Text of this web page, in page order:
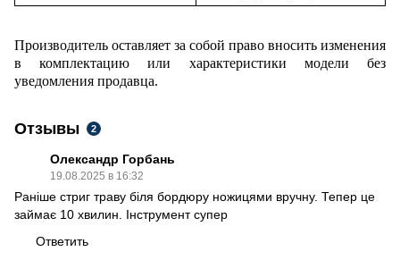
Производитель оставляет за собой право вносить изменения
в комплектацию или характеристики модели без
уведомления продавца.
Отзывы 2
Олександр Горбань
19.08.2025 в 16:32
Раніше стриг траву біля бордюру ножицями вручну. Тепер це
займає 10 хвилин. Інструмент супер
Ответить